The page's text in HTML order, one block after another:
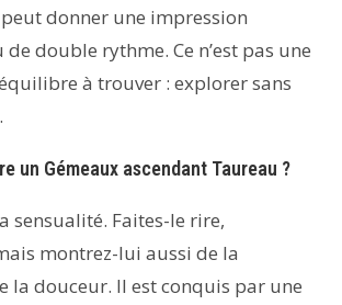
donner une impression
de double rythme. Ce n’est pas une
à trouver : explorer sans
un Gémeaux ascendant Taureau ?
sensualité. Faites-le rire,
montrez-lui aussi de la
la douceur. Il est conquis par une